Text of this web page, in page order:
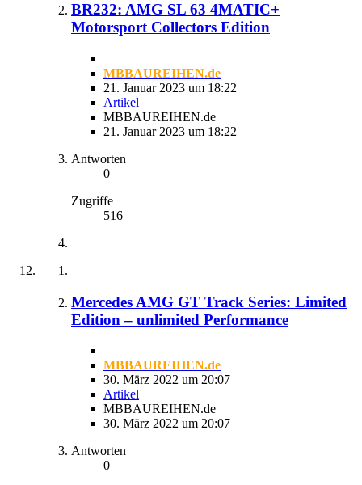
BR232: AMG SL 63 4MATIC+
Motorsport Collectors Edition
MBBAUREIHEN.de
21. Januar 2023 um 18:22
Artikel
MBBAUREIHEN.de
21. Januar 2023 um 18:22
Antworten
0
Zugriffe
516
Mercedes AMG GT Track Series: Limited
Edition – unlimited Performance
MBBAUREIHEN.de
30. März 2022 um 20:07
Artikel
MBBAUREIHEN.de
30. März 2022 um 20:07
Antworten
0